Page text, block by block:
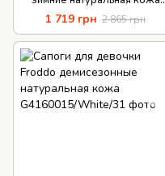
замша
1 719 грн 2 865 грн